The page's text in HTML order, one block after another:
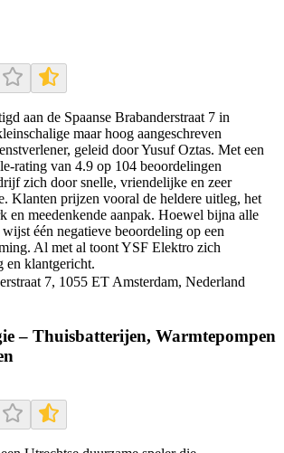
aan de Spaanse Brabanderstraat 7 in
maar hoog aangeschreven
geleid door Yusuf Oztas. Met een
rating van 4.9 op 104 beoordelingen
zich door snelle, vriendelijke en zeer
Klanten prijzen vooral de heldere uitleg, het
en meedenkende aanpak. Hoewel bijna alle
één negatieve beoordeling op een
Al met al toont YSF Elektro zich
en klantgericht.
7, 1055 ET Amsterdam, Nederland
– Thuisbatterijen, Warmtepompen